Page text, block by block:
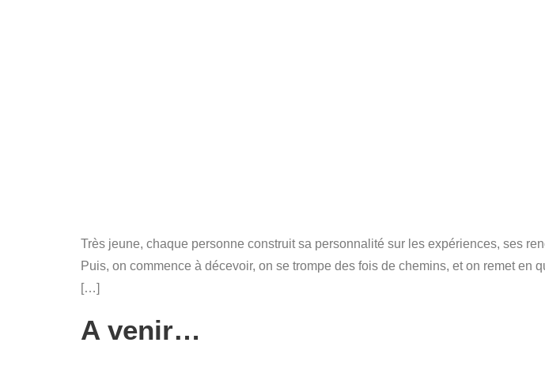
Très jeune, chaque personne construit sa personnalité sur les expériences, ses
Puis, on commence à décevoir, on se trompe des fois de chemins, et on remet en
[…]
A venir…